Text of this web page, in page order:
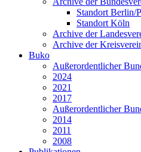
Standort Berlin/
Standort Köln
Archive der
Archive der
Buko
Außerordentlicher
2024
2021
2017
Außerordentlicher
2014
2011
2008